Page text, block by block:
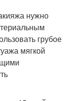
нужно
грубое
мягкой